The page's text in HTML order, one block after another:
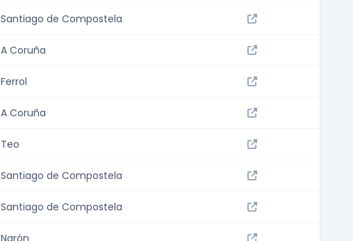
Santiago de Compostela
A Coruña
Ferrol
A Coruña
Teo
Santiago de Compostela
Santiago de Compostela